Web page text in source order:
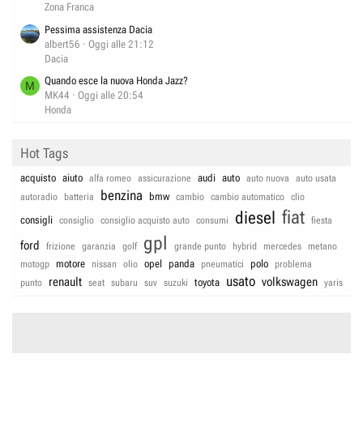
Zona Franca
Pessima assistenza Dacia
albert56
Oggi alle 21:12
Dacia
M
Quando esce la nuova Honda Jazz?
MK44
Oggi alle 20:54
Honda
Hot Tags
acquisto aiuto alfa romeo assicurazione audi auto auto nuova
auto usata
autoradio
batteria benzina bmw cambio cambio automatico clio
consigli consiglio consiglio acquisto auto consumi diesel fiat fiesta
ford frizione garanzia golf gpl grande punto hybrid mercedes
metano
motogp
motore nissan olio opel panda pneumatici polo
problema
punto
renault seat subaru suv suzuki toyota usato volkswagen yaris